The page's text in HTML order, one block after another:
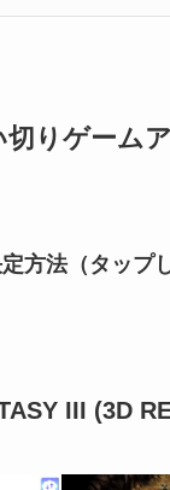
りゲーム
方法（タップ
III (3D